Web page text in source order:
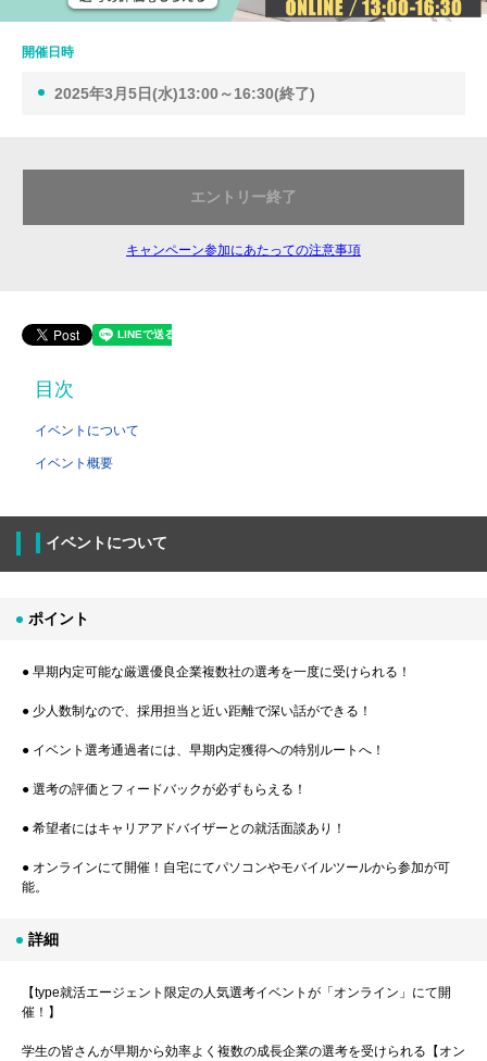
開催日時
2025年3月5日(水)13:00～16:30(終了)
エントリー終了
キャンペーン参加にあたっての注意事項
目次
イベントについて
イベント概要
イベントについて
ポイント
● 早期内定可能な厳選優良企業複数社の選考を一度に受けられる！
● 少人数制なので、採用担当と近い距離で深い話ができる！
● イベント選考通過者には、早期内定獲得への特別ルートへ！
● 選考の評価とフィードバックが必ずもらえる！
● 希望者にはキャリアアドバイザーとの就活面談あり！
● オンラインにて開催！自宅にてパソコンやモバイルツールから参加が可
能。
詳細
【type就活エージェント限定の人気選考イベントが「オンライン」にて開
催！】
学生の皆さんが早期から効率よく複数の成長企業の選考を受けられる【オン